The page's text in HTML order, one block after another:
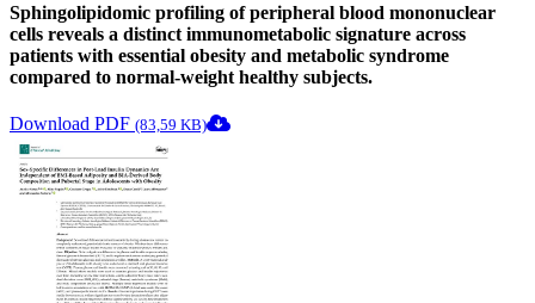
Sphingolipidomic profiling of peripheral blood mononuclear
cells reveals a distinct immunometabolic signature across
patients with essential obesity and metabolic syndrome
compared to normal-weight healthy subjects.
Download PDF (83,59 KB)